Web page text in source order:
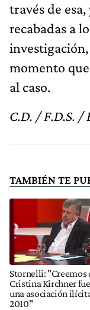
través de
recabadas a
momento
al caso.
C.D. / F.D.S. /
TAMBIÉN TE
Stornelli: "Creemos
Cristina Kirchner
una asociación
2010"